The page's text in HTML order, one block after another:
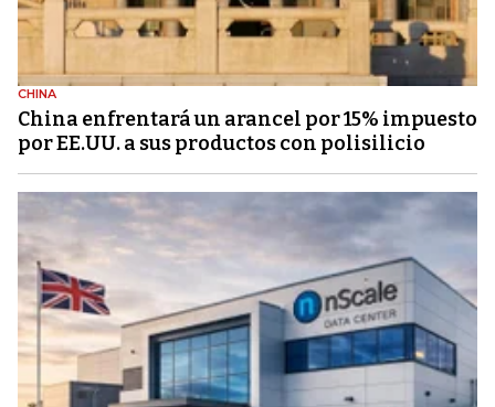
CHINA
China enfrentará un arancel por 15% impuesto
por EE.UU. a sus productos con polisilicio